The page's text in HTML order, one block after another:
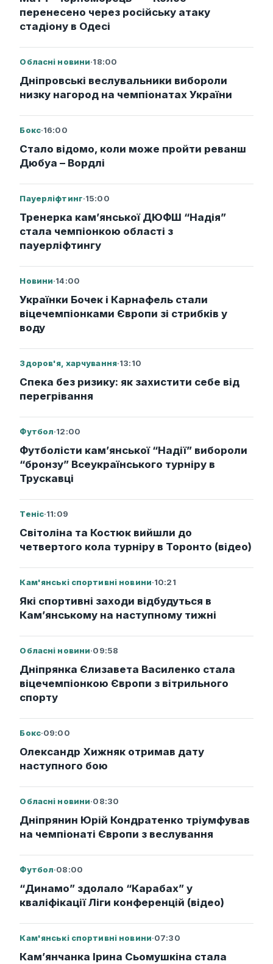
перенесено через російську атаку
стадіону в Одесі
Обласні новини·18:00
Дніпровські веслувальники вибороли
низку нагород на чемпіонатах України
Бокс·16:00
Стало відомо, коли може пройти реванш
Дюбуа – Вордлі
Пауерліфтинг·15:00
Тренерка кам’янської ДЮФШ “Надія”
стала чемпіонкою області з
пауерліфтингу
Новини·14:00
Українки Бочек і Карнафель стали
віцечемпіонками Європи зі стрибків у
воду
Здоров'я, харчування·13:10
Спека без ризику: як захистити себе від
перегрівання
Футбол·12:00
Футболісти кам’янської “Надії” вибороли
“бронзу” Всеукраїнського турніру в
Трускавці
Теніс·11:09
Світоліна та Костюк вийшли до
четвертого кола турніру в Торонто (відео)
Кам'янські спортивні новини·10:21
Які спортивні заходи відбудуться в
Кам’янському на наступному тижні
Обласні новини·09:58
Дніпрянка Єлизавета Василенко стала
віцечемпіонкою Європи з вітрильного
спорту
Бокс·09:00
Олександр Хижняк отримав дату
наступного бою
Обласні новини·08:30
Дніпрянин Юрій Кондратенко тріумфував
на чемпіонаті Європи з веслування
Футбол·08:00
“Динамо” здолало “Карабах” у
кваліфікації Ліги конференцій (відео)
Кам'янські спортивні новини·07:30
Кам’янчанка Ірина Сьомушкіна стала